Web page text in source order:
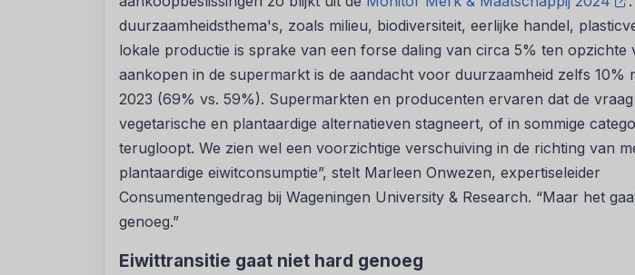
duurzaamheidsthema's, zoals milieu, biodiversiteit, eerlijke handel,
lokale productie is sprake van een forse daling van circa 5% ten opzichte
aankopen in de supermarkt is de aandacht voor duurzaamheid zelfs 10%
2023 (69% vs. 59%). Supermarkten en producenten ervaren dat de
vegetarische en plantaardige alternatieven stagneert, of in sommige
terugloopt. We zien wel een voorzichtige verschuiving in de richting van
plantaardige eiwitconsumptie”, stelt Marleen Onwezen, expertiseleider
Consumentengedrag bij Wageningen University & Research. “Maar het
genoeg.”
Eiwittransitie gaat niet hard genoeg